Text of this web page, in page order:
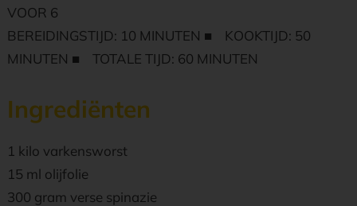
VOOR 6
BEREIDINGSTIJD: 10 MINUTEN ■ KOOKTIJD: 50
MINUTEN ■ TOTALE TIJD: 60 MINUTEN
Ingrediënten
1 kilo varkensworst
15 ml olijfolie
300 gram verse spinazie